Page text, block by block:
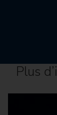
Plus